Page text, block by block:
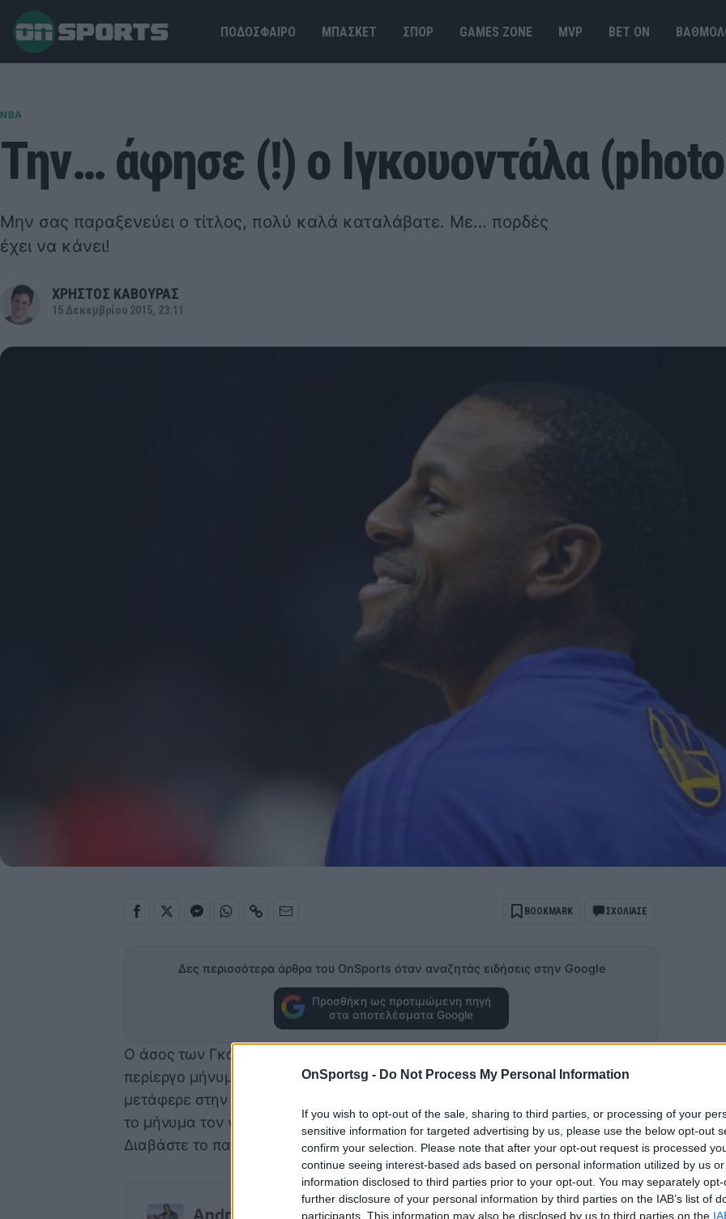
OnSportsg - Do Not Process My Personal Information
If you wish to opt-out of the sale, sharing to third parties, or processing of your
sensitive information for targeted advertising by us, please use the below opt-out
confirm your selection. Please note that after your opt-out request is processed
continue seeing interest-based ads based on personal information utilized by us
information disclosed to third parties prior to your opt-out. You may separately
further disclosure of your personal information by third parties on the IAB’s list of
participants. This information may also be disclosed by us to third parties on the
ΠΟΔΟΣΦΑΙΡΟ ΜΠΑΣΚΕΤ ΣΠΟΡ GAMES ΖΟΝΕ MVP BET ΟΝ
NBA
Την… άφησε (!) ο Ιγκουοντάλα
Μην σας παραξενεύει ο τίτλος, πολύ καλά καταλάβατε. Με… πορδές
έχει να κάνει!
ΧΡΗΣΤΟΣ ΚΑΒΟΥΡΑΣ
15 Δεκεμβρίου 2015, 23:11
BOOKMARK ΣΧΟΛΙΑΣΕ
Δες περισσότερα άρθρα του OnSports όταν αναζητάς ειδήσεις στην Google
Προσθήκη ως προτιμώμενη πηγή
στα αποτελέσματα Google
Ο άσος των Γκόλντεν Στέιτ Γουόριορς, δημοσίευσε στο Twitterτου ένα…
περίεργο μήνυμα που απευθύνεται (λογικά) σε έναν τύπο ο οποίος τον
μετάφερε στην προπόνηση, με τον «Ίγκι» να μην κρατιέται και όπως λέει και
το μήνυμα τον γέμισε με «αέρια»!
Διαβάστε το παρακάτω το Tweet που το αποδεικνύει.